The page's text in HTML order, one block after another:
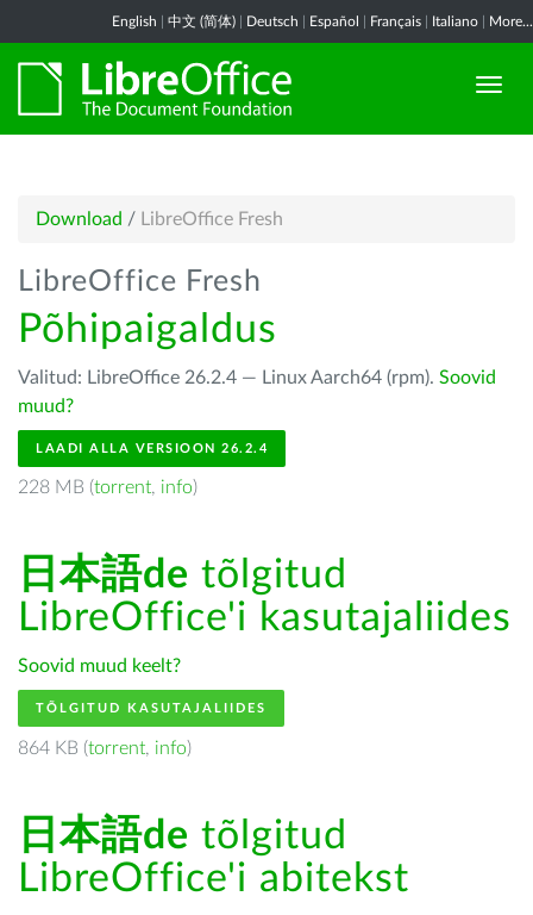
English 中文 (简体) Deutsch Español Français Italiano More...
Download / LibreOffice Fresh
LibreOffice Fresh
Põhipaigaldus
Valitud: LibreOffice 26.2.4 — Linux Aarch64 (rpm). Soovid
muud?
LAADI ALLA VERSIOON 26.2.4
228 MB (torrent, info)
日本語de tõlgitud
LibreOffice'i kasutajaliides
Soovid muud keelt?
TÕLGITUD KASUTAJALIIDES
864 KB (torrent, info)
日本語de tõlgitud
LibreOffice'i abitekst